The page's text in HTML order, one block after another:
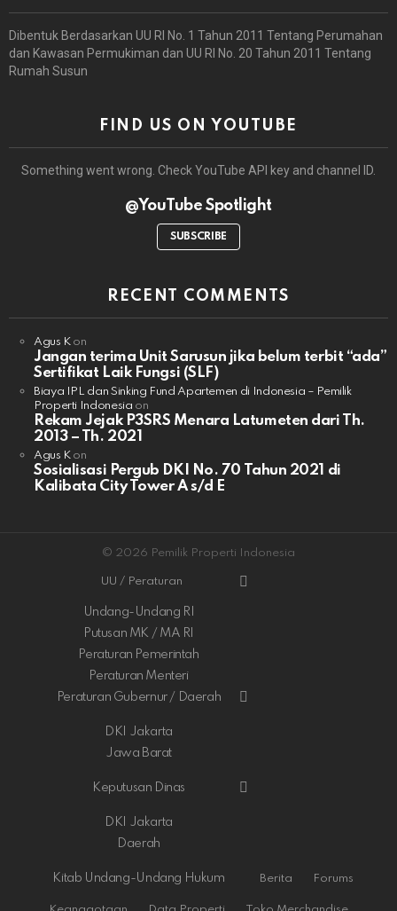
Dibentuk Berdasarkan UU RI No. 1 Tahun 2011 Tentang Perumahan
dan Kawasan Permukiman dan UU RI No. 20 Tahun 2011 Tentang
Rumah Susun
FIND US ON YOUTUBE
Something went wrong. Check YouTube API key and channel ID.
@YouTube Spotlight
SUBSCRIBE
RECENT COMMENTS
Agus Kon
Jangan terima Unit Sarusun jika belum terbit “ada”
Sertifikat Laik Fungsi (SLF)
Biaya IPL dan Sinking Fund Apartemen di Indonesia – Pemilik
Properti Indonesia on
Rekam Jejak P3SRS Menara Latumeten dari Th.
2013 – Th. 2021
Agus Kon
Sosialisasi Pergub DKI No. 70 Tahun 2021 di
Kalibata City Tower A s/d E
© 2026 Pemilik Properti Indonesia
UU / Peraturan
Undang-Undang RI
Putusan MK / MA RI
Peraturan Pemerintah
Peraturan Menteri
Peraturan Gubernur / Daerah
DKI Jakarta
Jawa Barat
Keputusan Dinas
DKI Jakarta
Daerah
Kitab Undang-Undang Hukum Berita Forums